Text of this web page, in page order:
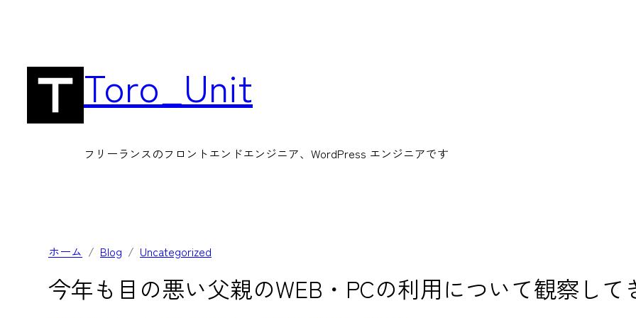
Toro_Unit
フリーランスのフロントエンドエンジニア、WordPress エンジニアです
ホーム Blog Uncategorized
今年も目の悪い父親のWEB・PCの利用について観察して